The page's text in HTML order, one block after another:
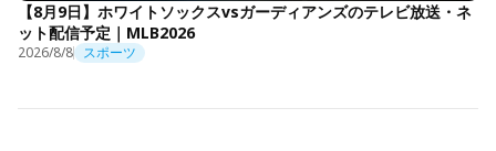
【8月9日】ホワイトソックスvsガーディアンズのテレビ放送・ネ
ット配信予定｜MLB2026
2026/8/8 スポーツ